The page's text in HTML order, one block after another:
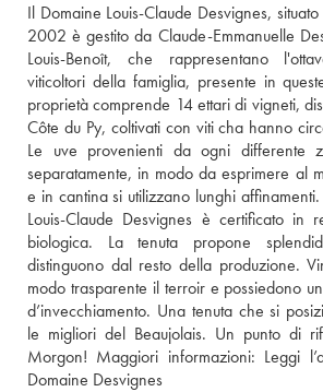
Il Domaine Louis-Claude Desvignes,
2002 è gestito da Claude-Emmanuelle
Louis-Benoît, che rappresentano
viticoltori della famiglia, presente in
proprietà comprende 14 ettari di vigneti,
Côte du Py, coltivati con viti cha hanno
Le uve provenienti da ogni differente
separatamente, in modo da esprimere al
e in cantina si utilizzano lunghi
Louis-Claude Desvignes è certificato in
biologica. La tenuta propone
distinguono dal resto della produzione.
modo trasparente il terroir e possiedono
d’invecchiamento. Una tenuta che si
le migliori del Beaujolais. Un punto di
Morgon! Maggiori informazioni: Leggi
Domaine Desvignes